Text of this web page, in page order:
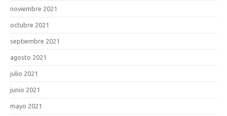
noviembre 2021
octubre 2021
septiembre 2021
agosto 2021
julio 2021
junio 2021
mayo 2021